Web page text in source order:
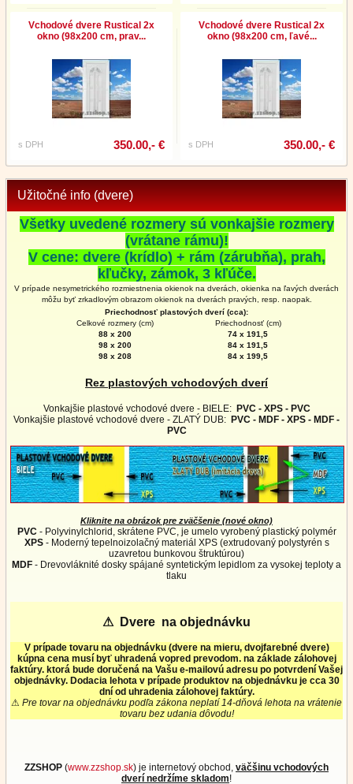
Vchodové dvere Rustical 2x
okno (98x200 cm, prav...
s DPH 350.00,- €
Vchodové dvere Rustical 2x
okno (98x200 cm, ľavé...
s DPH 350.00,- €
Užitočné info (dvere)
Všetky uvedené rozmery sú vonkajšie rozmery
(vrátane rámu)!
V cene: dvere (krídlo) + rám (zárubňa), prah,
kľučky, zámok, 3 kľúče.
V prípade nesymetrického rozmiestnenia okienok na dverách, okienka na ľavých dverách
môžu byť zrkadlovým obrazom okienok na dverách pravých, resp. naopak.
Priechodnosť plastových dverí (cca):
Celkové rozmery (cm)
Priechodnosť (cm)
88 x 200
74 x 191,5
98 x 200
84 x 191,5
98 x 208
84 x 199,5
Rez plastových vchodových dverí
Vonkajšie plastové vchodové dvere - BIELE: PVC - XPS - PVC
Vonkajšie plastové vchodové dvere - ZLATÝ DUB: PVC - MDF - XPS - MDF -
PVC
Kliknite na obrázok pre zväčšenie (nové okno)
PVC- Polyvinylchlorid, skrátene PVC, je umelo vyrobený plastický polymér
XPS- Moderný tepelnoizolačný materiál XPS (extrudovaný polystyrén s
uzavretou bunkovou štruktúrou)
MDF - Drevovláknité dosky spájané syntetickým lepidlom za vysokej teploty a
tlaku
⚠ Dvere na objednávku
V prípade tovaru na objednávku (dvere na mieru, dvojfarebné dvere)
kúpna cena musí byť uhradená vopred prevodom. na základe zálohovej
faktúry. ktorá bude doručená na Vašu e-mailovú adresu po potvrdení Vašej
objednávky. Dodacia lehota v prípade produktov na objednávku je cca 30
dní od uhradenia zálohovej faktúry.
⚠ Pre tovar na objednávku podľa zákona neplatí 14-dňová lehota na vrátenie
tovaru bez udania dôvodu!
ZZSHOP (www.zzshop.sk) je internetový obchod, väčšinu vchodových
dverí nedržíme skladom!